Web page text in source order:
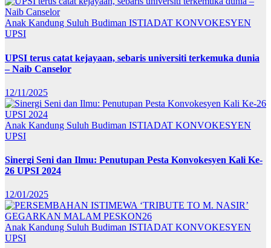
Anak Kandung Suluh Budiman ISTIADAT KONVOKESYEN
UPSI
UPSI terus catat kejayaan, sebaris universiti terkemuka dunia
– Naib Canselor
12/11/2025
Anak Kandung Suluh Budiman ISTIADAT KONVOKESYEN
UPSI
Sinergi Seni dan Ilmu: Penutupan Pesta Konvokesyen Kali Ke-
26 UPSI 2024
12/01/2025
Anak Kandung Suluh Budiman ISTIADAT KONVOKESYEN
UPSI